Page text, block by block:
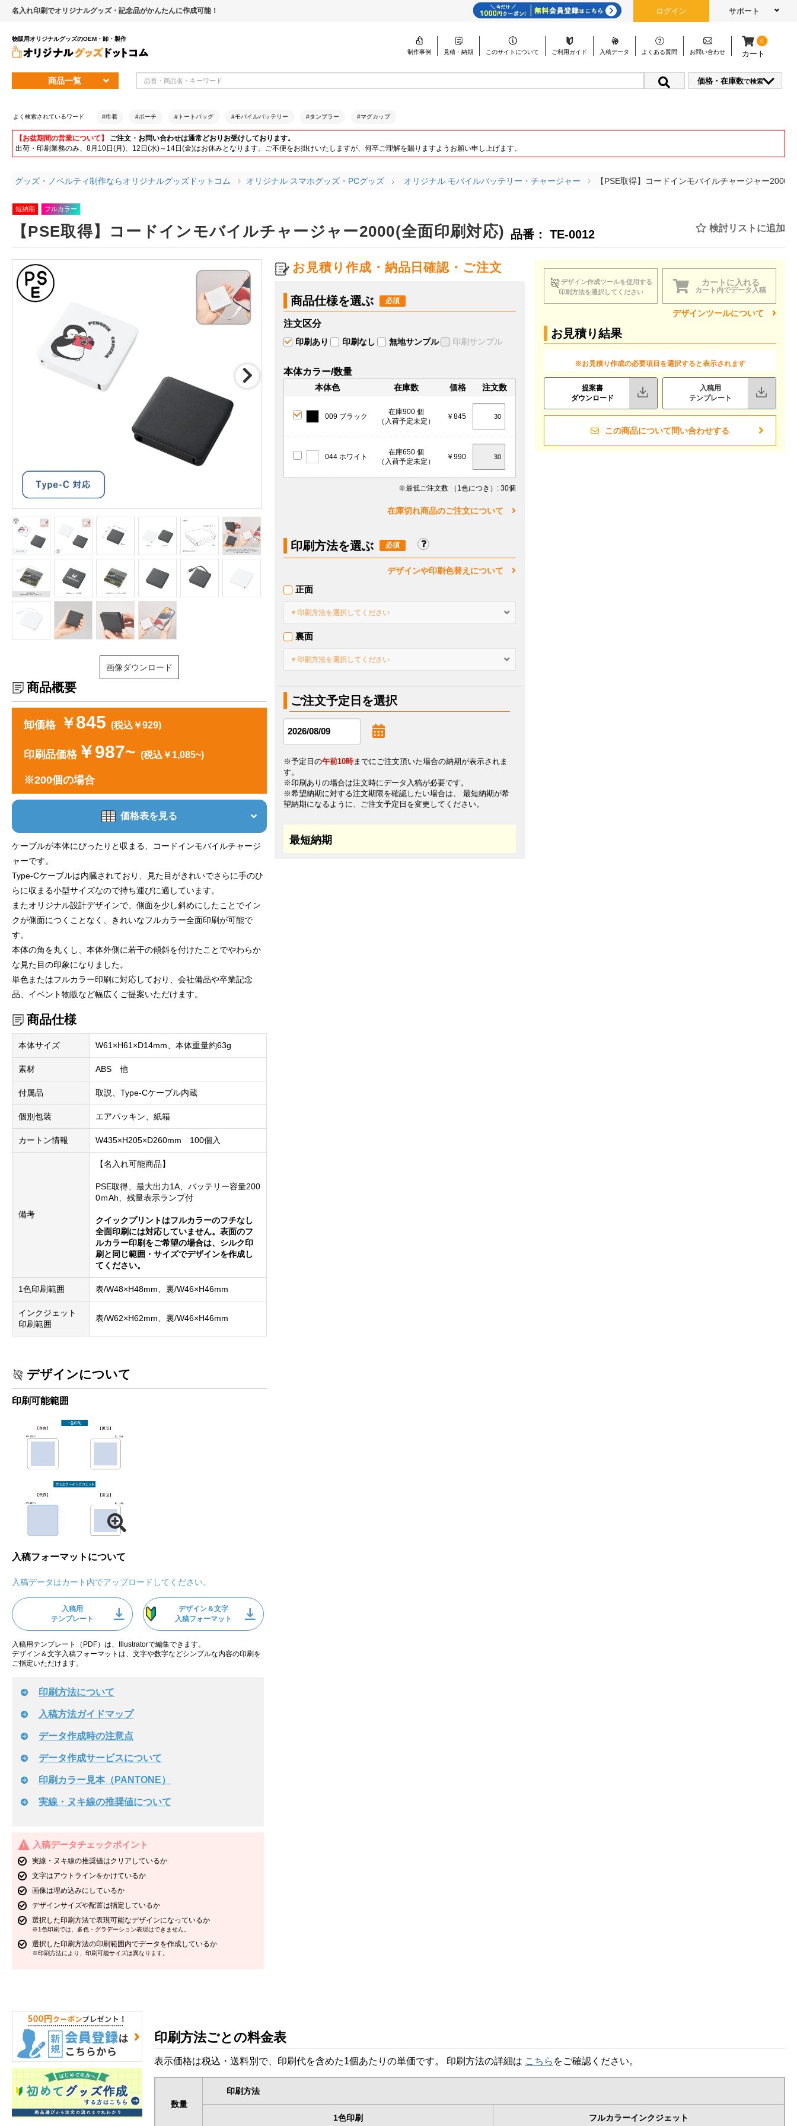
名入れ印刷でオリジナルグッズ・記念品がかんたんに作成可能！ ログイン サポート
物販用オリジナルグッズのOEM・卸・製作
制作事例
見積・納期 このサイトについて ご利用ガイド 入稿データ よくある質問 お問い合わせ
0
カート
商品一覧 価格・在庫数で検索
よく検索されているワード #巾着 #ポーチ #トートバッグ #モバイルバッテリー #タンブラー #マグカップ
【お盆期間の営業について】
ご注文・お問い合わせは通常どおりお受けしております。
出荷・印刷業務のみ、8月10日(月)、12日(水)～14日(金)はお休みとなります。ご不便をお掛けいたしますが、何卒ご理解を賜りますようお願い申し上げます。
グッズ・ノベルティ制作ならオリジナルグッズドットコム オリジナル スマホグッズ・PCグッズ オリジナル モバイルバッテリー・チャージャー 【PSE取得】コードインモバイルチャージャー2000(
短納期 フルカラー
【PSE取得】コードインモバイルチャージャー2000(全面印刷対応) 品番： TE-0012 検討リストに追加
画像ダウンロード
商品概要
卸価格 ￥845 (税込￥929)
印刷品価格￥987~ (税込￥1,085~)
※200個の場合
価格表を見る
ケーブルが本体にぴったりと収まる、コードインモバイルチャージ
ャーです。
Type-Cケーブルは内臓されており、見た目がきれいでさらに手のひ
らに収まる小型サイズなので持ち運びに適しています。
またオリジナル設計デザインで、側面を少し斜めにしたことでイン
クが側面につくことなく、きれいなフルカラー全面印刷が可能で
す。
本体の角を丸くし、本体外側に若干の傾斜を付けたことでやわらか
な見た目の印象になりました。
単色またはフルカラー印刷に対応しており、会社備品や卒業記念
品、イベント物販など幅広くご提案いただけます。
商品仕様
本体サイズ W61×H61×D14mm、本体重量約63g
素材 ABS 他
付属品 取説、Type-Cケーブル内蔵
個別包装 エアパッキン、紙箱
カートン情報 W435×H205×D260mm 100個入
備考
【名入れ可能商品】
PSE取得、最大出力1A、バッテリー容量200
0ｍAh、残量表示ランプ付
クイックプリントはフルカラーのフチなし
全面印刷には対応していません。表面のフ
ルカラー印刷をご希望の場合は、シルク印
刷と同じ範囲・サイズでデザインを作成し
てください。
1色印刷範囲 表/W48×H48mm、裏/W46×H46mm
インクジェット
印刷範囲
表/W62×H62mm、裏/W46×H46mm
デザインについて
印刷可能範囲
入稿フォーマットについて
入稿データはカート内でアップロードしてください。
入稿用
テンプレート
デザイン＆文字
入稿フォーマット
入稿用テンプレート（PDF）は、Illustratorで編集できます。
デザイン＆文字入稿フォーマットは、文字や数字などシンプルな内容の印刷を
ご指定いただけます。
印刷方法について
入稿方法ガイドマップ
データ作成時の注意点
データ作成サービスについて
印刷カラー見本（PANTONE）
実線・ヌキ線の推奨値について
入稿データチェックポイント
実線・ヌキ線の推奨値はクリアしているか
文字はアウトラインをかけているか
画像は埋め込みにしているか
デザインサイズや配置は指定しているか
選択した印刷方法で表現可能なデザインになっているか
※1色印刷では、多色・グラデーション表現はできません。
選択した印刷方法の印刷範囲内でデータを作成しているか
※印刷方法により、印刷可能サイズは異なります。
お見積り作成・納品日確認・ご注文
商品仕様を選ぶ
注文区分
印刷あり 印刷なし 無地サンプル 印刷サンプル
本体カラー/数量
本体色 在庫数 価格 注文数
009 ブラック
在庫900 個
（入荷予定未定）
￥845
044 ホワイト
在庫650 個
（入荷予定未定）
￥990
※最低ご注文数 （1色につき） : 30個
在庫切れ商品のご注文について
印刷方法を選ぶ
デザインや印刷色替えについて
正面
▼印刷方法を選択してください
裏面
▼印刷方法を選択してください
ご注文予定日を選択
※予定日の午前10時までにご注文頂いた場合の納期が表示されま
す。
※印刷ありの場合は注文時にデータ入稿が必要です。
※希望納期に対する注文期限を確認したい場合は、 最短納期が希
望納期になるように、ご注文予定日を変更してください。
最短納期
デザイン作成ツールを使用する
印刷方法を選択してください
カートに入れる
カート内でデータ入稿
デザインツールについて
お見積り結果
※お見積り作成の必要項目を選択すると表示されます
提案書
ダウンロード
入稿用
テンプレート
この商品について問い合わせする
印刷方法ごとの料金表
表示価格は税込・送料別で、印刷代を含めた1個あたりの単価です。 印刷方法の詳細は こちら をご確認ください。
数量
印刷方法
1色印刷 フルカラーインクジェット